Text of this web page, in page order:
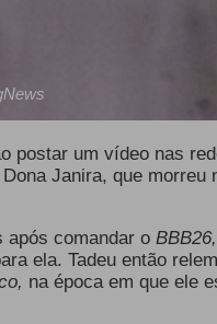
postar um vídeo nas
Janira, que morreu
após comandar o BBB26,
ela. Tadeu então
na época em que ele